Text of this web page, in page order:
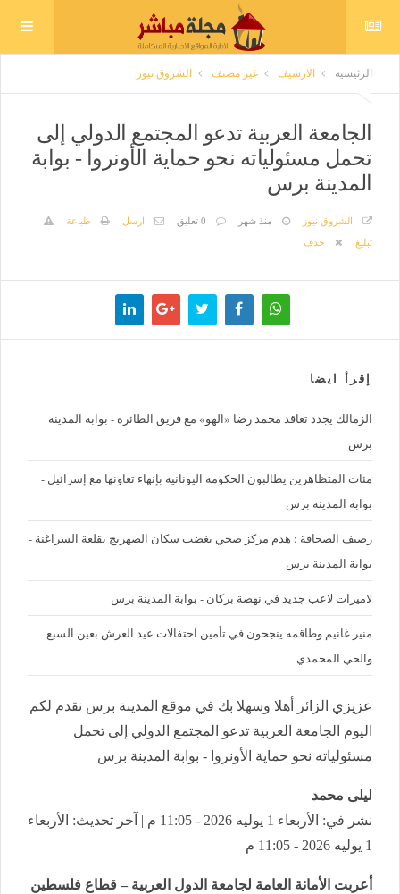
الرئيسية الارشيف غير مصنف الشروق نيوز
الجامعة العربية تدعو المجتمع الدولي إلى
تحمل مسئولياته نحو حماية الأونروا - بوابة
المدينة برس
الشروق نيوز منذ شهر 0 تعليق ارسل
طباعة
تبليغ
حذف
إقرأ ايضا
الزمالك يجدد تعاقد محمد رضا «الهو» مع فريق الطائرة - بوابة المدينة
برس
مئات المتظاهرين يطالبون الحكومة اليونانية بإنهاء تعاونها مع إسرائيل -
بوابة المدينة برس
رصيف الصحافة : هدم مركز صحي يغضب سكان الصهريج بقلعة السراغنة -
بوابة المدينة برس
لاميرات لاعب جديد في نهضة بركان - بوابة المدينة برس
منير غانيم وطاقمه ينجحون في تأمين احتفالات عيد العرش بعين السبع
والحي المحمدي
عزيزي الزائر أهلا وسهلا بك في موقع المدينة برس نقدم لكم
اليوم الجامعة العربية تدعو المجتمع الدولي إلى تحمل
مسئولياته نحو حماية الأونروا - بوابة المدينة برس
ليلى محمد
نشر في: الأربعاء 1 يوليه 2026 - 11:05 م | آخر تحديث: الأربعاء
1 يوليه 2026 - 11:05 م
أعربت الأمانة العامة لجامعة الدول العربية – قطاع فلسطين